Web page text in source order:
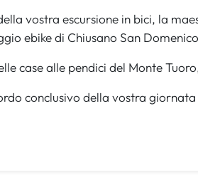
vostra escursione in bici, la
ebike di Chiusano San
case alle pendici del Monte
conclusivo della vostra giornata